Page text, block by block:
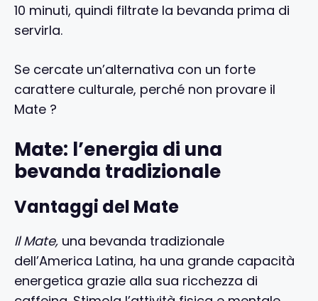
10 minuti, quindi filtrate la bevanda prima di
servirla.
Se cercate un’alternativa con un forte
carattere culturale, perché non provare il
Mate ?
Mate: l’energia di una
bevanda tradizionale
Vantaggi del Mate
Il Mate, una bevanda tradizionale
dell’America Latina, ha una grande capacità
energetica grazie alla sua ricchezza di